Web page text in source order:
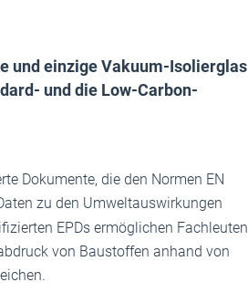
und einzige Vakuum-Isolierglas
und die Low-Carbon-
Dokumente, die den Normen EN
zu den Umweltauswirkungen
EPDs ermöglichen Fachleuten
von Baustoffen anhand von